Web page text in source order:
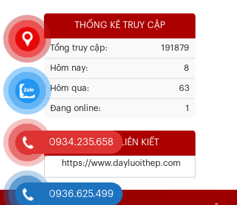
Kết Quả Thử Nghiệm Lưới Tô Tường
Xem chi tiết
THỐNG KÊ TRUY CẬP
191879
Tổng truy cập:
8
Hôm nay:
63
Hôm qua:
1
Đang online:
WEBSITE LIÊN KIẾT
https://www.dayluoithep.com
0934.235.658
0936.625.499